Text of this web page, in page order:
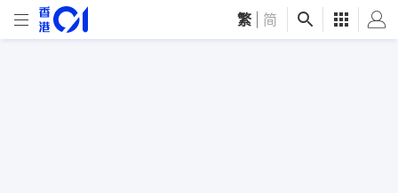
繁 简